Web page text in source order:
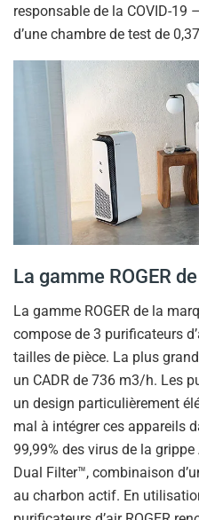
responsable de la COVID-19
d’une chambre de test de
La gamme ROGER
La gamme ROGER de la
compose de 3 purificateurs
tailles de pièce. La plus
un CADR de 736 m3/h. Les
un design particulièrement
mal à intégrer ces appareils
99,99% des virus de la
Dual Filter™, combinaison
au charbon actif. En